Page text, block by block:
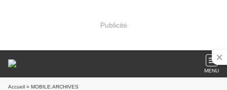
Publicité
MENU
Accueil » MOBILE.ARCHIVES